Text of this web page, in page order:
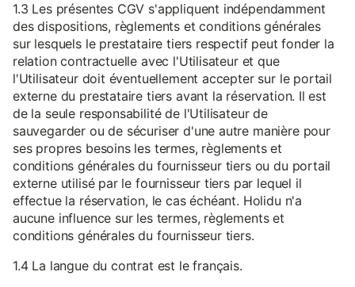
1.3 Les présentes CGV s'appliquent indépendamment
des dispositions, règlements et conditions générales
sur lesquels le prestataire tiers respectif peut fonder la
relation contractuelle avec l'Utilisateur et que
l'Utilisateur doit éventuellement accepter sur le portail
externe du prestataire tiers avant la réservation. Il est
de la seule responsabilité de l'Utilisateur de
sauvegarder ou de sécuriser d'une autre manière pour
ses propres besoins les termes, règlements et
conditions générales du fournisseur tiers ou du portail
externe utilisé par le fournisseur tiers par lequel il
effectue la réservation, le cas échéant. Holidu n'a
aucune influence sur les termes, règlements et
conditions générales du fournisseur tiers.
1.4 La langue du contrat est le français.